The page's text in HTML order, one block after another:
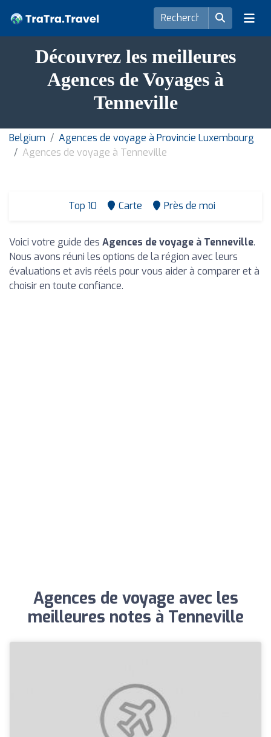
Découvrez les meilleures
Agences de Voyages à
Tenneville
Belgium
Agences de voyage à Provincie Luxembourg
Agences de voyage à Tenneville
Top 10 Carte Près de moi
Voici votre guide des Agences de voyage à Tenneville.
Nous avons réuni les options de la région avec leurs
évaluations et avis réels pour vous aider à comparer et à
choisir en toute confiance.
Agences de voyage avec les
meilleures notes à Tenneville